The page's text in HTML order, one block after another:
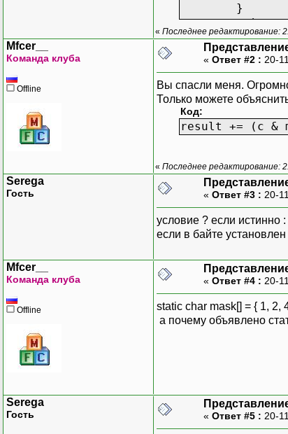
}
return
}
« Последнее редактирование:
Mfcer__
Команда клуба
Offline
« Ответ #2 : 20-
Вы спасли меня.
Только можете
Код:
result += (c
« Последнее редактирование:
Serega
Гость « Ответ #3 : 20-
условие ? если истинно
если в байте
Mfcer__
Команда клуба
Offline
« Ответ #4 : 20-
static char mask[] = { 1, 2,
а почему объявлено
Serega
Гость « Ответ #5 : 20-